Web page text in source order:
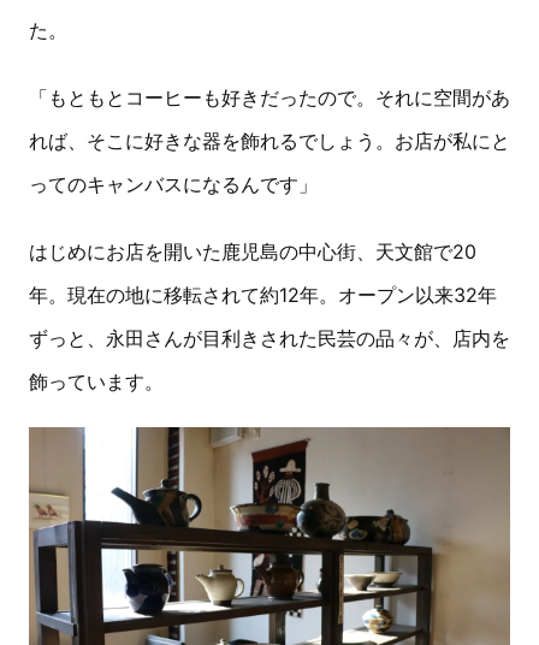
た。
「もともとコーヒーも好きだったので。それに空間があ
れば、そこに好きな器を飾れるでしょう。お店が私にと
ってのキャンバスになるんです」
はじめにお店を開いた鹿児島の中心街、天文館で20
年。現在の地に移転されて約12年。オープン以来32年
ずっと、永田さんが目利きされた民芸の品々が、店内を
飾っています。